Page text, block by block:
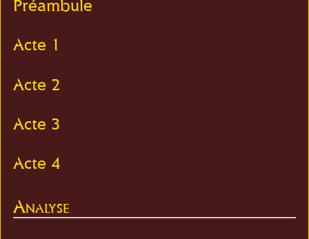
Préambule
Acte 1
Acte 2
Acte 3
Acte 4
Analyse